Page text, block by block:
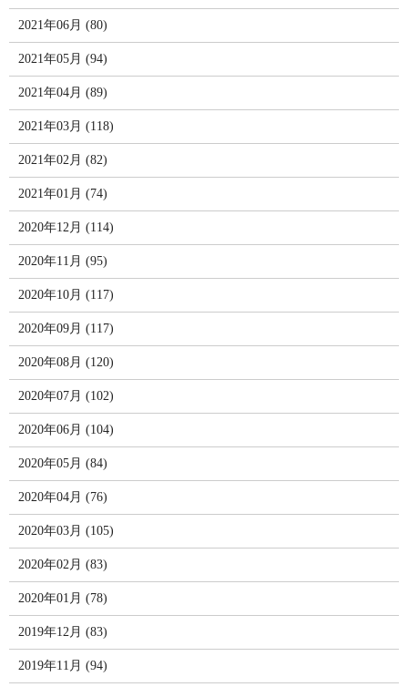
2021年06月 (80)
2021年05月 (94)
2021年04月 (89)
2021年03月 (118)
2021年02月 (82)
2021年01月 (74)
2020年12月 (114)
2020年11月 (95)
2020年10月 (117)
2020年09月 (117)
2020年08月 (120)
2020年07月 (102)
2020年06月 (104)
2020年05月 (84)
2020年04月 (76)
2020年03月 (105)
2020年02月 (83)
2020年01月 (78)
2019年12月 (83)
2019年11月 (94)